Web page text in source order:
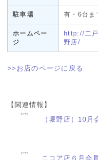
駐車場 有・6台ま
ホームペー
ジ
http://二
野店/
>>お店のページに戻る
【関連情報】
（堀野店）10月
ニコア店６月会